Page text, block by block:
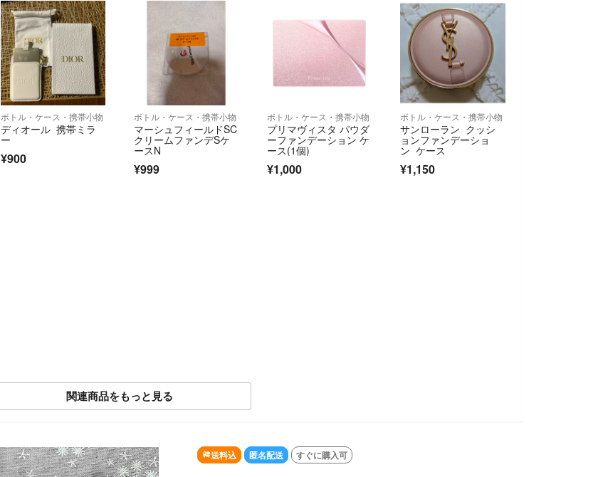
ボトル・ケース・携帯小物
ディオール 携帯ミラ
ー
¥900
ボトル・ケース・携帯小物
マーシュフィールドSC
クリームファンデSケ
ースN
¥999
ボトル・ケース・携帯小物
プリマヴィスタ パウダ
ーファンデーション ケ
ース(1個)
¥1,000
ボトル・ケース・携帯小物
サンローラン クッシ
ョンファンデーショ
ン ケース
¥1,150
関連商品をもっと見る
SOLD OUT
送料込 匿名配送 すぐに購入可